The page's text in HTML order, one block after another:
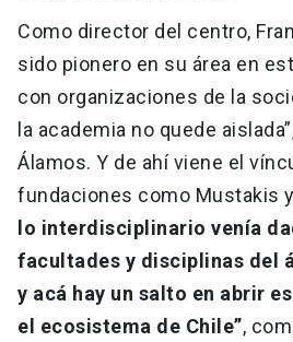
Como director del centro,
sido pionero en su área en
con organizaciones de la
la academia no quede
Álamos. Y de ahí viene el
fundaciones como Mustakis
lo interdisciplinario venía
facultades y disciplinas del
y acá hay un salto en abrir
el ecosistema de Chile”,